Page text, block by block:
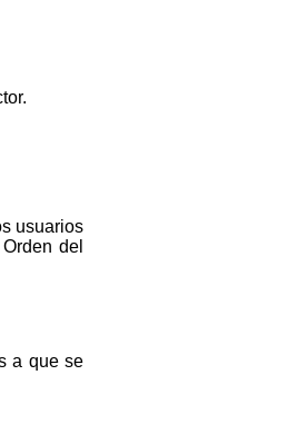
usuarios
del
a que se